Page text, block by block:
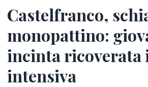
Castelfranco,
monopattino:
incinta ricoverata
intensiva